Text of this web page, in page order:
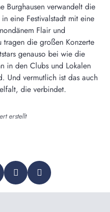
Burghausen verwandelt die
eine Festivalstadt mit eine
Flair und
tragen die großen Konzerte
genauso bei wie die
in den Clubs und Lokalen
Und vermutlich ist das auch
die verbindet.
erstellt